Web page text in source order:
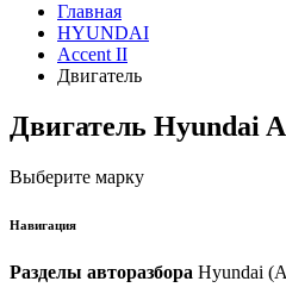
Главная
HYUNDAI
Accent II
Двигатель
Двигатель Hyundai
Выберите марку
Навигация
Разделы авторазбора Hyundai